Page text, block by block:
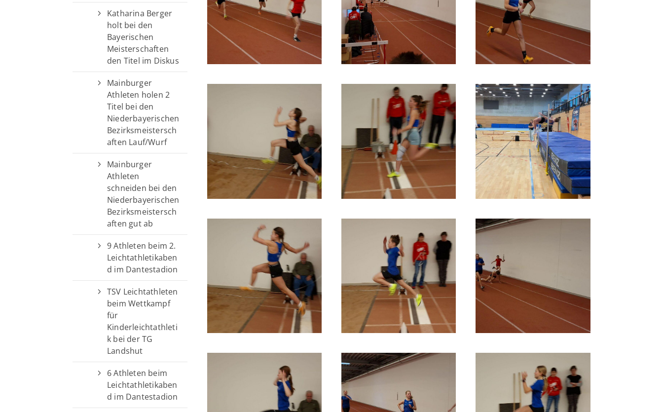
Katharina Berger
holt bei den
Bayerischen
Meisterschaften
den Titel im Diskus
Mainburger
Athleten holen 2
Titel bei den
Niederbayerischen
Bezirksmeistersch
aften Lauf/Wurf
Mainburger
Athleten
schneiden bei den
Niederbayerischen
Bezirksmeistersch
aften gut ab
9 Athleten beim 2.
Leichtathletikaben
d im Dantestadion
TSV Leichtathleten
beim Wettkampf
für
Kinderleichtathleti
k bei der TG
Landshut
6 Athleten beim
Leichtathletikaben
d im Dantestadion
Ausfälle und Vertretungen
Deutsches Sportabzeichen
Termine
Fragen & Antworten
84048 Mainburg
08751-5403
info@tsv-mainburg.de